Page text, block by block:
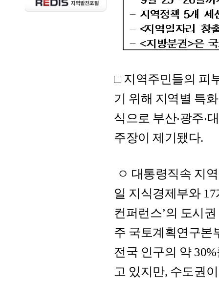
□ 지역주민들의 피
기 위해 지역별 특
식으로 부산‧광주‧
주장이 제기됐다.
ㅇ 대통령직속 지
일 지식경제부와
컨퍼런스’의 도시
주 국토계획연구본
전국 인구의 약
고 있지만, 수도권